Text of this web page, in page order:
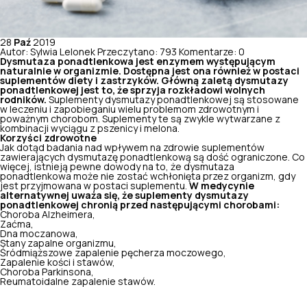
28 Paź 2019
Autor: Sylwia Lelonek Przeczytano: 793 Komentarze: 0
Dysmutaza ponadtlenkowa jest enzymem występującym
naturalnie w organizmie. Dostępna jest ona również w postaci
suplementów diety i zastrzyków. Główną zaletą dysmutazy
ponadtlenkowej jest to, że sprzyja rozkładowi wolnych
rodników. Suplementy dysmutazy ponadtlenkowej są stosowane
w leczeniu i zapobieganiu wielu problemom zdrowotnym i
poważnym chorobom. Suplementy te są zwykle wytwarzane z
kombinacji wyciągu z pszenicy i melona.
Korzyści zdrowotne
Jak dotąd badania nad wpływem na zdrowie suplementów
zawierających dysmutazę ponadtlenkową są dość ograniczone. Co
więcej, istnieją pewne dowody na to, że dysmutaza
ponadtlenkowa może nie zostać wchłonięta przez organizm, gdy
jest przyjmowana w postaci suplementu. W medycynie
alternatywnej uważa się, że suplementy dysmutazy
ponadtlenkowej chronią przed następującymi chorobami:
Choroba Alzheimera,
Zaćma,
Dna moczanowa,
Stany zapalne organizmu
Śródmiąższowe zapalenie pęcherza moczowego,
Zapalenie kości i stawów,
Choroba Parkinsona,
Reumatoidalne zapalenie stawów.